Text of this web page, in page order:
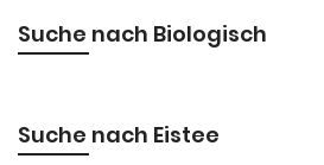
Suche nach Biologisch
Suche nach Eistee